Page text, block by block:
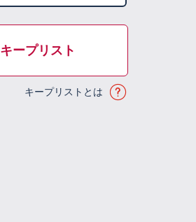
キープリスト
キープリストとは